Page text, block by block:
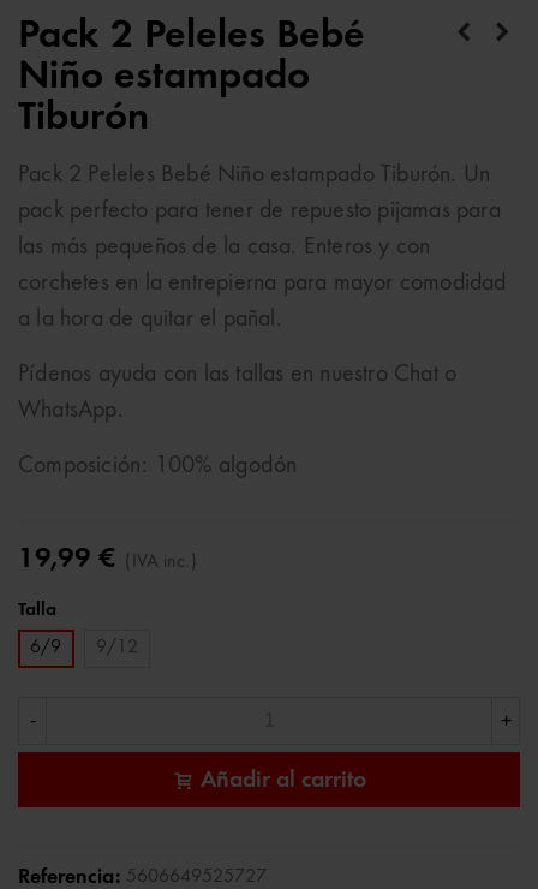
Pack 2 Peleles Bebé
Niño estampado
Tiburón
Pack 2 Peleles Bebé Niño estampado Tiburón. Un
pack perfecto para tener de repuesto pijamas para
las más pequeños de la casa. Enteros y con
corchetes en la entrepierna para mayor comodidad
a la hora de quitar el pañal.
Pídenos ayuda con las tallas en nuestro Chat o
WhatsApp.
Composición: 100% algodón
19,99 € (IVA inc.)
Talla
6/9
9/12
- +
Añadir al carrito
Referencia: 5606649525727